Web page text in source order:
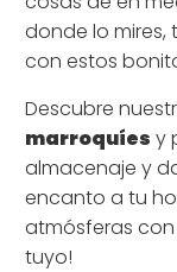
donde lo
con estos
Descubre
marroquíes y
almacenaje y
encanto a tu
atmósferas con
tuyo!